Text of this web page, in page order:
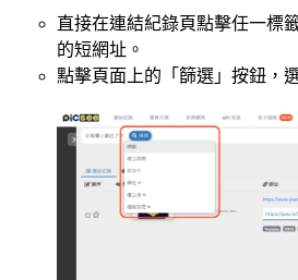
直接在連結紀錄頁點擊任一標
的短網址。
點擊頁面上的「篩選」按鈕，